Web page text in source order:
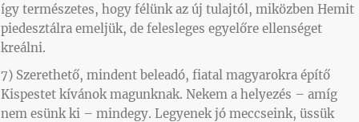
így természetes, hogy félünk az új tulajtól, miközben Hemit
piedesztálra emeljük, de felesleges egyelőre ellenséget
kreálni.
7) Szerethető, mindent beleadó, fiatal magyarokra építő
Kispestet kívánok magunknak. Nekem a helyezés – amíg
nem esünk ki – mindegy. Legyenek jó meccseink, üssük